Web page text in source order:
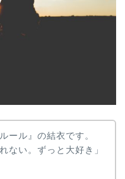
ール』の結衣です。
ない。ずっと大好き」